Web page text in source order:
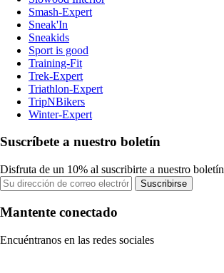
Smash-Expert
Sneak'In
Sneakids
Sport is good
Training-Fit
Trek-Expert
Triathlon-Expert
TripNBikers
Winter-Expert
Suscríbete a nuestro boletín
Disfruta de un 10% al suscribirte a nuestro boletín
Suscribirse
Mantente conectado
Encuéntranos en las redes sociales